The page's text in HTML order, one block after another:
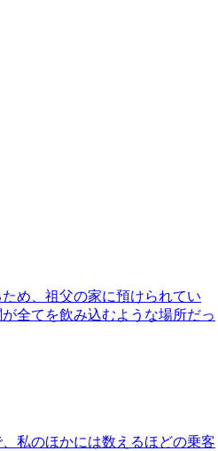
め、祖父の家に預けられてい
全てを飲み込むような場所だっ
私のほかには数えるほどの乗客